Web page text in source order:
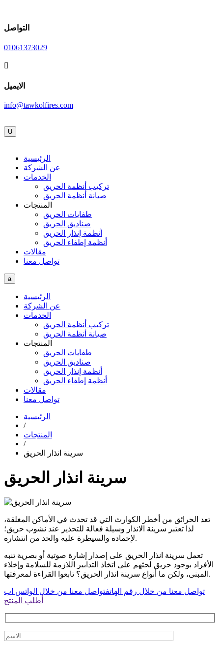
التواصل
01061373029

الايميل
info@tawkolfires.com
U
الرئيسية
عن الشركة
الخدمات
تركيب أنظمة الحريق
صيانة أنظمة الحريق
المنتجات
طفايات الحريق
صناديق الحريق
أنظمة إنذار الحريق
أنظمة إطفاء الحريق
مقالات
تواصل معنا
a
الرئيسية
عن الشركة
الخدمات
تركيب أنظمة الحريق
صيانة أنظمة الحريق
المنتجات
طفايات الحريق
صناديق الحريق
أنظمة إنذار الحريق
أنظمة إطفاء الحريق
مقالات
تواصل معنا
الرئيسية
/
المنتجات
/
سرينة انذار الحريق
سرينة انذار الحريق
تعد الحرائق من أخطر الكوارث التي قد تحدث في الأماكن المغلقة،
لذا تعتبر سرينة الانذار وسيلة فعالة للتحذير عند نشوب حريق؛
لإخماده والسيطرة عليه والحد من انتشاره.
تعمل سرينة انذار الحريق على إصدار إشارة صوتية أو بصرية تنبه
الأفراد بوجود حريق لحثهم على اتخاذ التدابير اللازمة للسلامة وإخلاء
المبنى، ولكن ما أنواع سرينة انذار الحريق؟ تابعوا القراءة لمعرفتها.
تواصل معنا من خلال رقم الهاتفتواصل معنا من خلال الواتس اب
أطلب المنتج